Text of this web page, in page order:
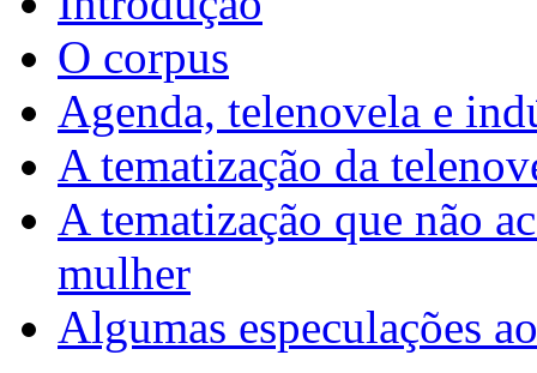
O corpus
Agenda, telenovela e
A tematização da
A tematização que não
mulher
Algumas especulações